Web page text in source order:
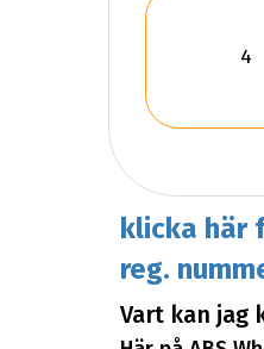
klicka här
reg.
Vart kan jag